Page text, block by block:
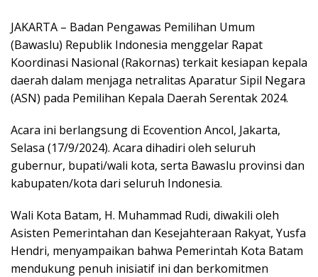
JAKARTA – Badan Pengawas Pemilihan Umum
(Bawaslu) Republik Indonesia menggelar Rapat
Koordinasi Nasional (Rakornas) terkait kesiapan kepala
daerah dalam menjaga netralitas Aparatur Sipil Negara
(ASN) pada Pemilihan Kepala Daerah Serentak 2024.
Acara ini berlangsung di Ecovention Ancol, Jakarta,
Selasa (17/9/2024). Acara dihadiri oleh seluruh
gubernur, bupati/wali kota, serta Bawaslu provinsi dan
kabupaten/kota dari seluruh Indonesia.
Wali Kota Batam, H. Muhammad Rudi, diwakili oleh
Asisten Pemerintahan dan Kesejahteraan Rakyat, Yusfa
Hendri, menyampaikan bahwa Pemerintah Kota Batam
mendukung penuh inisiatif ini dan berkomitmen